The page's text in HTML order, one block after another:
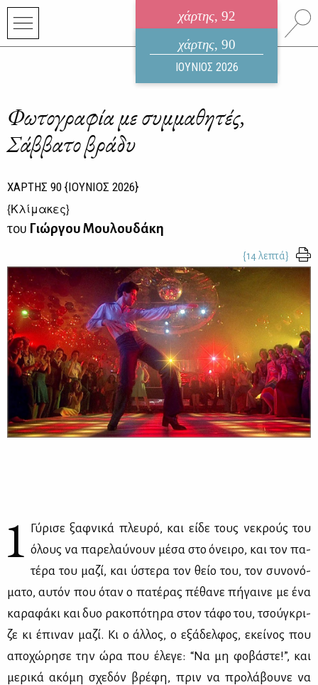
χάρτης, 92
ηλεκτρονικό περιοδικό
ΑΥΓΟΥΣΤΟΣ 2026
χάρτης, 90
ΙΟΥΝΙΟΣ 2026
Φωτογραφία με συμμαθητές,
Σάββατο βράδυ
ΧΑΡΤΗΣ 90 {ΙΟΥΝΙΟΣ 2026}
{Κλίμακες}
του Γιώργου Μουλουδάκη
{14 λεπτά}
1 Γύ­ρι­σε ξαφ­νι­κά πλευ­ρό, και εί­δε τους νε­κρούς του
όλους να πα­ρε­λαύ­νουν μέ­σα στο όνει­ρο, και τον πα­
τέ­ρα του μα­ζί, και ύστε­ρα τον θείο του, τον συ­νο­νό­
μα­το, αυ­τόν που όταν ο πα­τέ­ρας πέ­θα­νε πή­γαι­νε με ένα
κα­ρα­φά­κι και δυο ρα­κο­πό­τη­ρα στον τά­φο του, τσού­γκρι­
ζε κι έπι­ναν μα­ζί. Κι ο άλ­λος, ο εξά­δελ­φος, εκεί­νος που
απο­χώ­ρη­σε την ώρα που έλε­γε: “Να μη φο­βά­στε!”, και
με­ρι­κά ακό­μη σχε­δόν βρέ­φη, πριν να προ­λά­βου­νε να